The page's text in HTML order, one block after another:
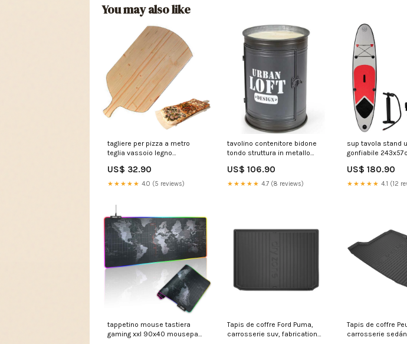
You may also like
tagliere per pizza a metro
teglia vassoio legno
82x36cm 299101
VE1820ANTE031-SR
US$ 32.90
★★★★★ 4.0 (5 reviews)
tavolino contenitore bidone
tondo struttura in metallo
0322790000
US$ 106.90
★★★★★ 4.7 (8 reviews)
sup tavola stand
gonfiabile
7689-100
US$ 180.90
★★★★★ 4.1 (12
tappetino mouse tastiera
gaming xxl 90x40 mousepad
Tapis de coffre Ford Puma,
carrosserie suv, fabrication
Tapis de coffre
carrosserie